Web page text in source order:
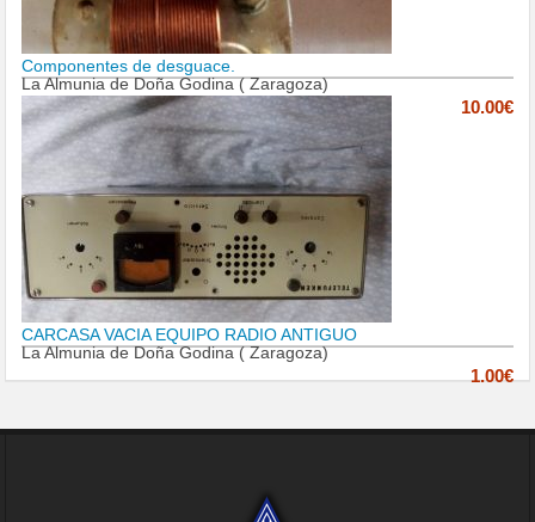
Componentes de desguace.
La Almunia de Doña Godina ( Zaragoza)
10.00€
CARCASA VACIA EQUIPO RADIO ANTIGUO
La Almunia de Doña Godina ( Zaragoza)
1.00€